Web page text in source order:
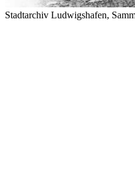
Stadtarchiv Ludwigshafen,